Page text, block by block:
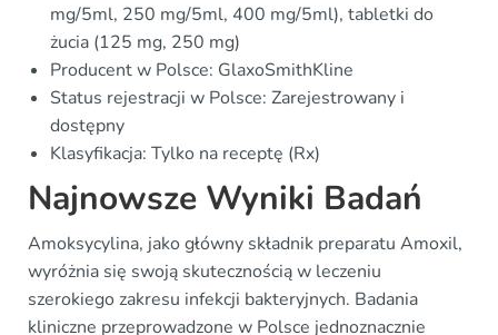
mg/5ml, 250 mg/5ml, 400 mg/5ml), tabletki do
żucia (125 mg, 250 mg)
Producent w Polsce: GlaxoSmithKline
Status rejestracji w Polsce: Zarejestrowany i
dostępny
Klasyfikacja: Tylko na receptę (Rx)
Najnowsze Wyniki Badań
Amoksycylina, jako główny składnik preparatu Amoxil,
wyróżnia się swoją skutecznością w leczeniu
szerokiego zakresu infekcji bakteryjnych. Badania
kliniczne przeprowadzone w Polsce jednoznacznie